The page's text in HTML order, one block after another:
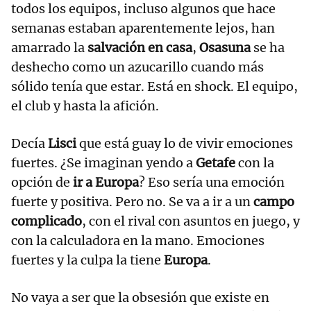
todos los equipos, incluso algunos que hace
semanas estaban aparentemente lejos, han
amarrado la salvación en casa, Osasunase ha
deshecho como un azucarillo cuando más
sólido tenía que estar. Está en shock. El equipo,
el club y hasta la afición.
DecíaLiscique está guay lo de vivir emociones
fuertes. ¿Se imaginan yendo aGetafecon la
opción de ir a Europa? Eso sería una emoción
fuerte y positiva. Pero no. Se va a ir a uncampo
complicado, con el rival con asuntos en juego, y
con la calculadora en la mano. Emociones
fuertes y la culpa la tiene Europa.
No vaya a ser que la obsesión que existe en